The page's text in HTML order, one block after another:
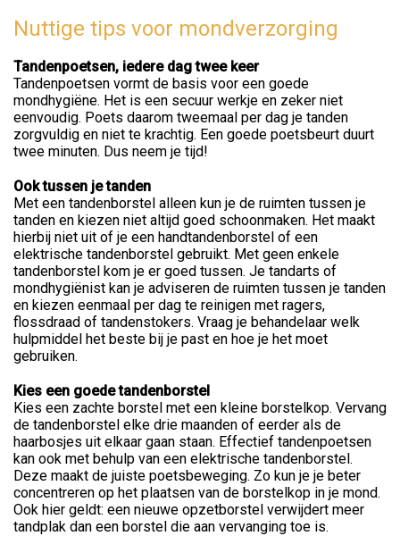
Nuttige tips voor mondverzorging
Tandenpoetsen, iedere dag twee keer
Tandenpoetsen vormt de basis voor een goede
mondhygiëne. Het is een secuur werkje en zeker niet
eenvoudig. Poets daarom tweemaal per dag je tanden
zorgvuldig en niet te krachtig. Een goede poetsbeurt duurt
twee minuten. Dus neem je tijd!
Ook tussen je tanden
Met een tandenborstel alleen kun je de ruimten tussen je
tanden en kiezen niet altijd goed schoonmaken. Het maakt
hierbij niet uit of je een handtandenborstel of een
elektrische tandenborstel gebruikt. Met geen enkele
tandenborstel kom je er goed tussen. Je tandarts of
mondhygiënist kan je adviseren de ruimten tussen je tanden
en kiezen eenmaal per dag te reinigen met ragers,
flossdraad of tandenstokers. Vraag je behandelaar welk
hulpmiddel het beste bij je past en hoe je het moet
gebruiken.
Kies een goede tandenborstel
Kies een zachte borstel met een kleine borstelkop. Vervang
de tandenborstel elke drie maanden of eerder als de
haarbosjes uit elkaar gaan staan. Effectief tandenpoetsen
kan ook met behulp van een elektrische tandenborstel.
Deze maakt de juiste poetsbeweging. Zo kun je je beter
concentreren op het plaatsen van de borstelkop in je mond.
Ook hier geldt: een nieuwe opzetborstel verwijdert meer
tandplak dan een borstel die aan vervanging toe is.